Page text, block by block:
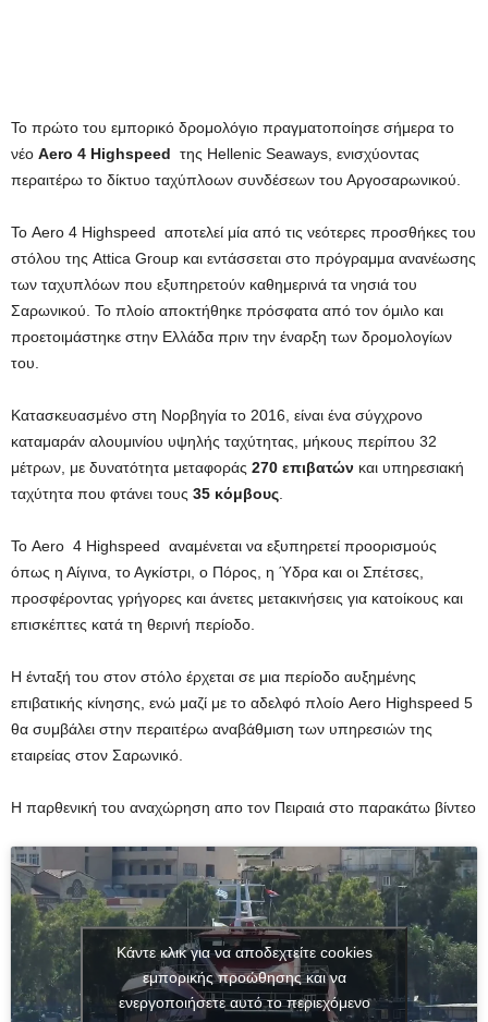
Το πρώτο του εμπορικό δρομολόγιο πραγματοποίησε σήμερα το
νέο Aero 4 Highspeed της Hellenic Seaways, ενισχύοντας
περαιτέρω το δίκτυο ταχύπλοων συνδέσεων του Αργοσαρωνικού.
Το Aero 4 Highspeed αποτελεί μία από τις νεότερες προσθήκες του
στόλου της Attica Group και εντάσσεται στο πρόγραμμα ανανέωσης
των ταχυπλόων που εξυπηρετούν καθημερινά τα νησιά του
Σαρωνικού. Το πλοίο αποκτήθηκε πρόσφατα από τον όμιλο και
προετοιμάστηκε στην Ελλάδα πριν την έναρξη των δρομολογίων
του.
Κατασκευασμένο στη Νορβηγία το 2016, είναι ένα σύγχρονο
καταμαράν αλουμινίου υψηλής ταχύτητας, μήκους περίπου 32
μέτρων, με δυνατότητα μεταφοράς 270 επιβατών και υπηρεσιακή
ταχύτητα που φτάνει τους 35 κόμβους
Το Aero 4 Highspeed αναμένεται να εξυπηρετεί προορισμούς
όπως η Αίγινα, το Αγκίστρι, ο Πόρος, η Ύδρα και οι Σπέτσες,
προσφέροντας γρήγορες και άνετες μετακινήσεις για κατοίκους και
επισκέπτες κατά τη θερινή περίοδο.
Η ένταξή του στον στόλο έρχεται σε μια περίοδο αυξημένης
επιβατικής κίνησης, ενώ μαζί με το αδελφό πλοίο Aero Highspeed 5
θα συμβάλει στην περαιτέρω αναβάθμιση των υπηρεσιών της
εταιρείας στον Σαρωνικό.
Η παρθενική του αναχώρηση απο τον Πειραιά στο παρακάτω βίντεο
Κάντε κλικ για να αποδεχτείτε cookies
εμπορικής προώθησης και να
ενεργοποιήσετε αυτό το περιεχόμενο